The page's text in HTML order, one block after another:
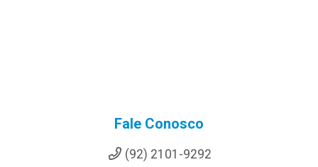
Fale Conosco
(92) 2101-9292